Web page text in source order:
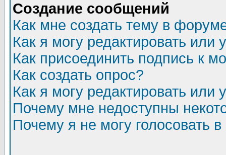
Создание сообщений
Как мне создать тему в
Как я могу редактировать или
Как присоединить подпись к
Как создать опрос?
Как я могу редактировать или
Почему мне недоступны
Почему я не могу голосовать